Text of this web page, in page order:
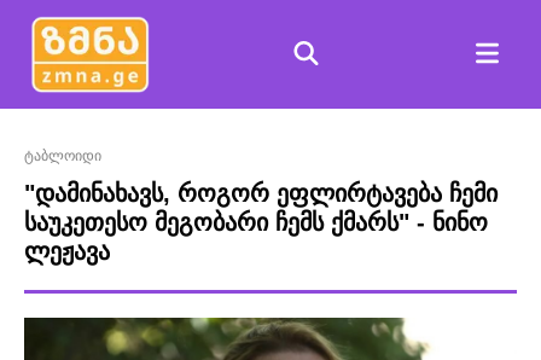
ტაბლოიდი
"დამინახავს, როგორ ეფლირტავება ჩემი
საუკეთესო მეგობარი ჩემს ქმარს" - ნინო
ლეჟავა